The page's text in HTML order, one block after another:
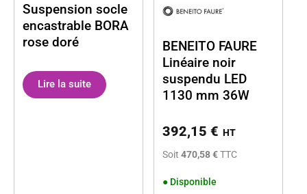
Suspension socle
encastrable BORA
rose doré
Lire la suite
BENEITO FAURE
Linéaire noir
suspendu LED
1130 mm 36W
392,15 € HT
Soit 470,58 €TTC
● Disponible